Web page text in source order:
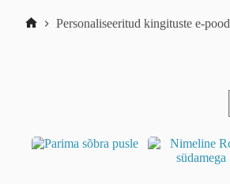
Personaliseeritud kingituste e-pood